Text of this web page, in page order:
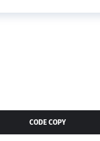
CODE COPY